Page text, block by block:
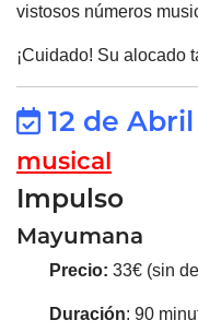
vistosos números
¡Cuidado! Su alocado
12 de Abril
musical
Impulso
Mayumana
Precio: 33€ (sin
Duración: 90